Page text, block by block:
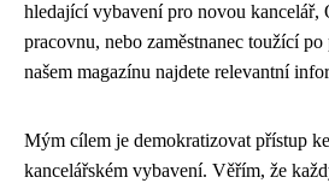
hledající vybavení pro novou
pracovnu, nebo zaměstnanec toužící
našem magazínu najdete relevantní
Mým cílem je demokratizovat přístup
kancelářském vybavení. Věřím, že